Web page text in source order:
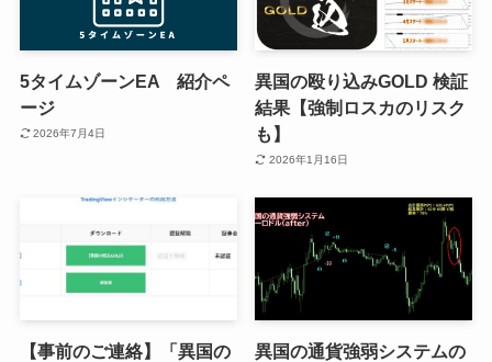
5タイムゾーンEA 紹介ペ
ージ
2026年7月4日
異国の殴り込みGOLD 検証
結果【強制ロスカのリスク
も】
2026年1月16日
【事前のご連絡】「異国の
異国の通貨強弱システムの